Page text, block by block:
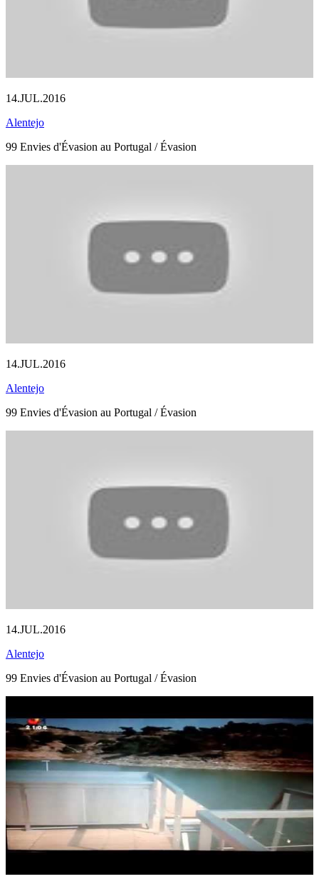
14.JUL.2016
Alentejo
99 Envies d'Évasion au Portugal / Évasion
14.JUL.2016
Alentejo
99 Envies d'Évasion au Portugal / Évasion
14.JUL.2016
Alentejo
99 Envies d'Évasion au Portugal / Évasion